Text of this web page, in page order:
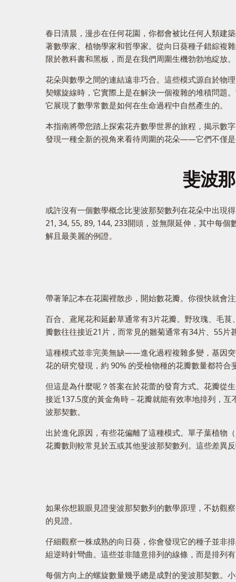
春日清晨，漫步在任何花園，你都會被比任何人類建
著數學家、植物學家和哲學家。從向日葵種子錯綜複
限於教科書和黑板，而是在我們周圍生機勃勃地綻放。
花朵與數學之間的連結遠非巧合。這些模式源自於物
契螺旋線時，它實際上是在解決一個複雜的堆積問題
它展現了數學常數是如何在生命過程中自然產生的。
本指南將帶您踏上探索花卉數學世界的旅程，揭示數
發現一種全新的視角來看待周圍的花朵——它們不僅是
斐波
或許沒有一個數學概念比斐波那契數列在花朵中出現
21, 34, 55, 89, 144, 233開頭，並無限延伸，其中每
解且最美麗的例證。
帶著筆記本在花園裡散步，開始數花瓣。你很快就會
百合、鳶尾花和延齡草通常有3片花瓣。野玫瑰、毛
瓣數往往接近21片，而常見的雛菊通常有34片、55片
這種模式並非完美無缺——進化過程複雜多變，基因
花的研究發現，約 90% 的受檢物種的花瓣數量都符合
但這是為什麼呢？答案在於花蕾的發育方式。花瓣從
接近137.5度的黃金角時－花瓣就能有效率地排列，
波那契數。
出於進化原因，有些花偏離了這種模式。單子葉植物
花瓣數則較常見於五或其他斐波那契數列。這些差異
如果你想親眼見證斐波那契數列的數學原理，不妨觀
的見證。
仔細觀察一株成熟的向日葵，你會發現它的種子並非
組逆時針彎曲。這些並非隨意排列的線條，而是排列
每個方向上的螺旋數量幾乎總是成對的斐波那契數。